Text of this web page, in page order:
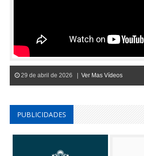
29 de abril de 2026 | Ver Mas Vídeos
PUBLICIDADES